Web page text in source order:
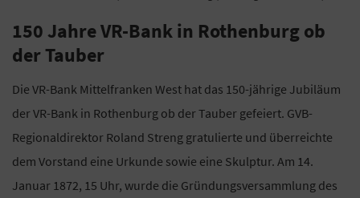
150 Jahre VR-Bank in Rothenburg ob
der Tauber
Die VR-Bank Mittelfranken West hat das 150-jährige Jubiläum
der VR-Bank in Rothenburg ob der Tauber gefeiert. GVB-
Regionaldirektor Roland Streng gratulierte und überreichte
dem Vorstand eine Urkunde sowie eine Skulptur. Am 14.
Januar 1872, 15 Uhr, wurde die Gründungsversammlung des